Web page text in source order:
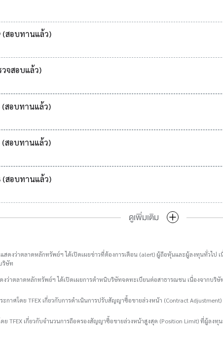
(สอบทานแล้ว)
วจสอบแล้ว)
(สอบทานแล้ว)
(สอบทานแล้ว)
(สอบทานแล้ว)
ดูเพิ่มเติม
แสดงว่าตลาดหลักทรัพย์ฯ ได้เปิดเผยข่าวที่ต้องการเตือน (alert) ผู้ถือหุ้นและผู้ลงทุนทั่ว
ริษัท
ดงว่าตลาดหลักทรัพย์ฯ ได้เปิดเผยการตำหนิบริษัทจดทะเบียนต่อสาธารณชน เนื่องจาก
ะกาศโดย TFEX เกี่ยวกับการดำเนินการปรับสัญญาซื้อขายล่วงหน้า (Contract
ย TFEX เกี่ยวกับจำนวนการถือครองสัญญาซื้อขายล่วงหน้าสูงสุด (Position Limit) ที่ผู้ลงทุ